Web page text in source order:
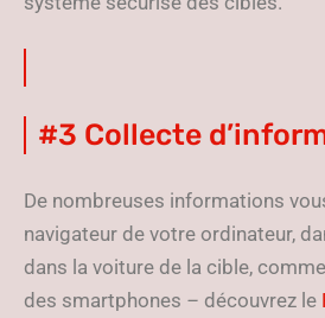
#3 Collecte
De nombreuses informations
navigateur de votre ordinateur,
dans la voiture de la cible,
des smartphones – découvrez le